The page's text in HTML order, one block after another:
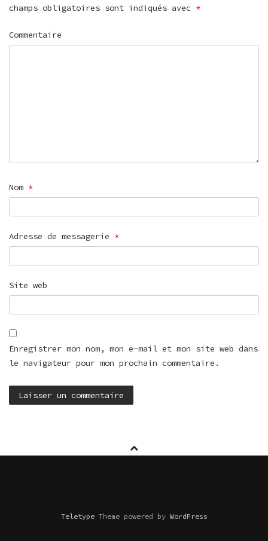
champs obligatoires sont indiqués avec *
Commentaire
Nom *
Adresse de messagerie *
Site web
Enregistrer mon nom, mon e-mail et mon site web dans
le navigateur pour mon prochain commentaire.
TeletypeTheme powered byWordPress